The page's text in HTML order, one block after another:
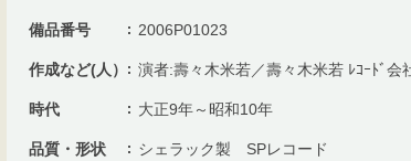
備品番号 2006P01023
作成など(人） 演者:壽々木米若／壽々木米若 ﾚｺｰﾄﾞ会
時代 大正9年～昭和10年
品質・形状 シェラック製 SPレコード